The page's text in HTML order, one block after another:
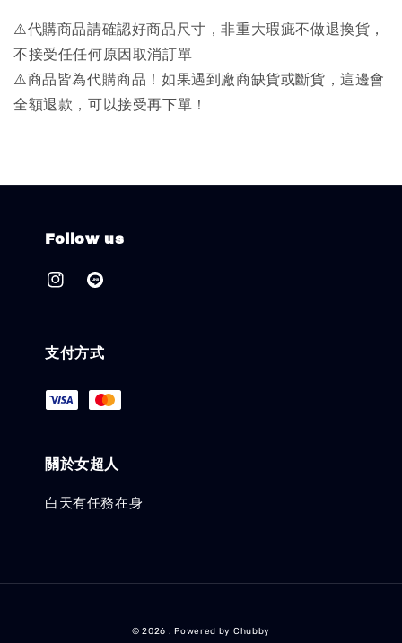
⚠️代購商品請確認好商品尺寸，非重大瑕疵不做退換貨，
不接受任任何原因取消訂單
⚠️商品皆為代購商品！如果遇到廠商缺貨或斷貨，這邊會
全額退款，可以接受再下單！
Follow us
支付方式
關於女超人
白天有任務在身
© 2026 . Powered by Chubby